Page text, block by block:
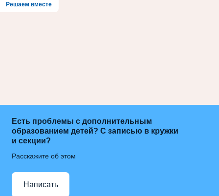
Решаем вместе
Есть проблемы с дополнительным
образованием детей? С записью в кружки
и секции?
Расскажите об этом
Написать